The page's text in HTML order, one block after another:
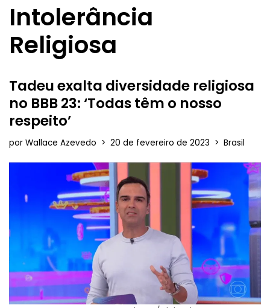
Intolerância
Religiosa
Tadeu exalta diversidade religiosa
no BBB 23: ‘Todas têm o nosso
respeito’
por Wallace Azevedo 20 de fevereiro de 2023 Brasil